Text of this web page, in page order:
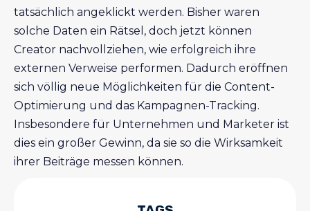
tatsächlich angeklickt werden. Bisher waren
solche Daten ein Rätsel, doch jetzt können
Creator nachvollziehen, wie erfolgreich ihre
externen Verweise performen. Dadurch eröffnen
sich völlig neue Möglichkeiten für die Content-
Optimierung und das Kampagnen-Tracking.
Insbesondere für Unternehmen und Marketer ist
dies ein großer Gewinn, da sie so die Wirksamkeit
ihrer Beiträge messen können.